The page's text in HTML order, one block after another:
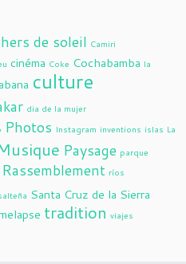
de soleil Camiri
cinéma Coke Cochabamba la
culture
dia de la mujer
Photos Instagram inventions islas La
Paysage parque
Rassemblement ríos
Santa Cruz de la Sierra
tradition viajes